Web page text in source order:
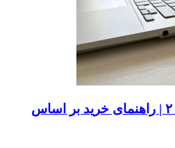
بهترین کروم‌بوک‌های ۲۰۲۶ | راهنمای خرید بر اساس